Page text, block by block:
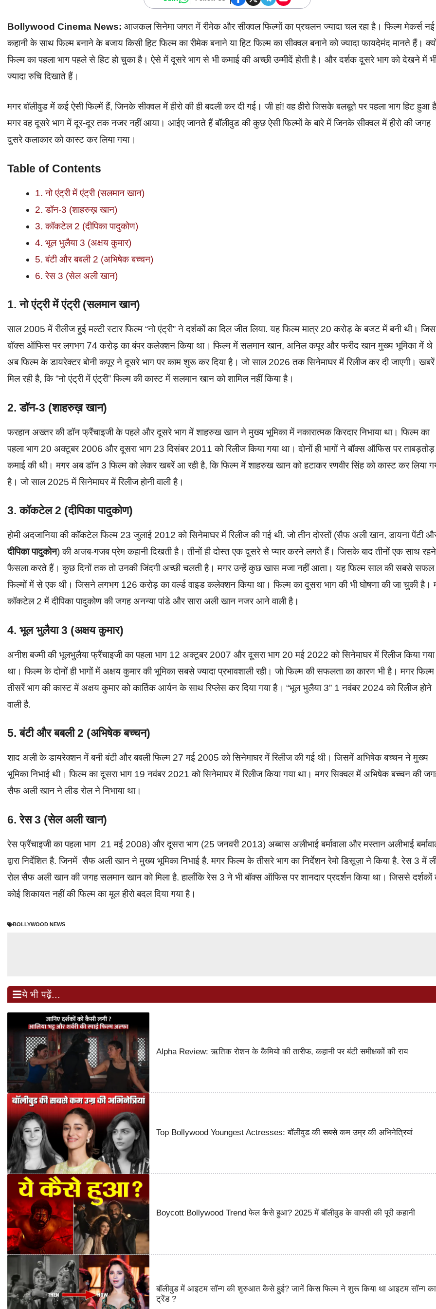
Bollywood Cinema News: आजकल सिनेमा जगत में रीमेक और सीक्वल फिल्मों का प्रचलन ज्यादा चल रहा है। फिल्म मेकर्स नई
कहानी के साथ फिल्म बनाने के बजाय किसी हिट फिल्म का रीमेक बनाने या हिट फिल्म का सीक्वल बनाने को ज्यादा फायदेमंद मानते हैं।
फिल्म का पहला भाग पहले से हिट हो चुका है। ऐसे में दूसरे भाग से भी कमाई की अच्छी उम्मीदें होती है। और दर्शक दूसरे भाग को देखने में
ज्यादा रुचि दिखाते हैं।
मगर बॉलीवुड में कई ऐसी फिल्में हैं, जिनके सीक्वल में हीरो की ही बदली कर दी गई। जी हां! वह हीरो जिसके बलबूते पर पहला भाग हिट हुआ
मगर वह दूसरे भाग में दूर-दूर तक नजर नहीं आया। आईए जानते हैं बॉलीवुड की कुछ ऐसी फिल्मों के बारे में जिनके सीक्वल में हीरो की जगह
दुसरे कलाकार को कास्ट कर लिया गया।
Table of Contents
1. नो एंट्री में एंट्री (सलमान खान)
2. डॉन-3 (शाहरुख़ खान)
3. कॉकटेल 2 (दीपिका पादुकोण)
4. भूल भुलैया 3 (अक्षय कुमार)
5. बंटी और बबली 2 (अभिषेक बच्चन)
6. रेस 3 (सेल अली खान)
1. नो एंट्री में एंट्री (सलमान खान)
साल 2005 में रीलीज हुई मल्टी स्टार फिल्म “नो एंट्री” ने दर्शकों का दिल जीत लिया. यह फिल्म मात्र 20 करोड़ के बजट में बनी थी।
बॉक्स ऑफिस पर लगभग 74 करोड़ का बंपर कलेक्शन किया था। फिल्म में सलमान खान, अनिल कपूर और फरीद खान मुख्य भूमिका में
अब फिल्म के डायरेक्टर बोनी कपूर ने दूसरे भाग पर काम शुरू कर दिया है। जो साल 2026 तक सिनेमाघर में रिलीज कर दी जाएगी। खबरें
मिल रही है, कि “नो एंट्री में एंट्री” फिल्म की कास्ट में सलमान खान को शामिल नहीं किया है।
2. डॉन-3 (शाहरुख़ खान)
फरहान अख्तर की डॉन फ्रैंचाइजी के पहले और दूसरे भाग में शाहरुख खान ने मुख्य भूमिका में नकारात्मक किरदार निभाया था। फिल्म का
पहला भाग 20 अक्टूबर 2006 और दूसरा भाग 23 दिसंबर 2011 को रिलीज किया गया था। दोनों ही भागों ने बॉक्स ऑफिस पर ताबड़तोड़
कमाई की थी। मगर अब डॉन 3 फिल्म को लेकर खबरें आ रही है, कि फिल्म में शाहरुख खान को हटाकर रणवीर सिंह को कास्ट कर लिया
है। जो साल 2025 में सिनेमाघर में रिलीज होनी वाली है।
3. कॉकटेल 2 (दीपिका पादुकोण)
होमी अदजानिया की कॉकटेल फिल्म 23 जुलाई 2012 को सिनेमाघर में रिलीज की गई थी. जो तीन दोस्तों (सैफ अली खान, डायना पेंटी
दीपिका पादुकोन) की अजब-गजब प्रेम कहानी दिखती है। तीनों ही दोस्त एक दूसरे से प्यार करने लगते हैं। जिसके बाद तीनों एक साथ
फैसला करते हैं। कुछ दिनों तक तो उनकी जिंदगी अच्छी चलती है। मगर उन्हें कुछ खास मजा नहीं आता। यह फिल्म साल की सबसे सफल
फिल्मों में से एक थी। जिसने लगभग 126 करोड़ का वर्ल्ड वाइड कलेक्शन किया था। फिल्म का दूसरा भाग की भी घोषणा की जा चुकी है।
कॉकटेल 2 में दीपिका पादुकोण की जगह अनन्या पांडे और सारा अली खान नजर आने वाली है।
4. भूल भुलैया 3 (अक्षय कुमार)
अनीश बज्मी की भूलभुलैया फ्रैंचाइजी का पहला भाग 12 अक्टूबर 2007 और दूसरा भाग 20 मई 2022 को सिनेमाघर में रिलीज किया गया
था। फिल्म के दोनों ही भागों में अक्षय कुमार की भूमिका सबसे ज्यादा प्रभावशाली रही। जो फिल्म की सफलता का कारण भी है। मगर
तीसरेंं भाग की कास्ट में अक्षय कुमार को कार्तिक आर्यन के साथ रिप्लेस कर दिया गया है। “भूल भुलैया 3” 1 नवंबर 2024 को रिलीज होने
वाली है.
5. बंटी और बबली 2 (अभिषेक बच्चन)
शाद अली के डायरेक्शन में बनी बंटी और बबली फिल्म 27 मई 2005 को सिनेमाघर में रिलीज की गई थी। जिसमें अभिषेक बच्चन ने मुख्य
भूमिका निभाई थी। फिल्म का दूसरा भाग 19 नवंबर 2021 को सिनेमाघर में रिलीज किया गया था। मगर सिक्वल में अभिषेक बच्चन की
सैफ अली खान ने लीड रोल ने निभाया था।
6. रेस 3 (सेल अली खान)
रेस फ्रैंचाइजी का पहला भाग 21 मई 2008) और दूसरा भाग (25 जनवरी 2013) अब्बास अलीभाई बर्मावाला और मस्तान अलीभाई
द्वारा निर्देशित है. जिनमें सैफ अली खान ने मुख्य भूमिका निभाई है. मगर फिल्म के तीसरे भाग का निर्देशन रेमो डिसूज़ा ने किया है. रेस 3 में
रोल सैफ अली खान की जगह सलमान खान को मिला है. हालाँकि रेस 3 ने भी बॉक्स ऑफिस पर शानदार प्रदर्शन किया था। जिससे दर्शकों
कोई शिकायत नहीं की फिल्म का मूल हीरो बदल दिया गया है।
BOLLYWOOD NEWS
ये भी पढ़ें...
Alpha Review: ऋतिक रोशन के कैमियो की तारीफ, कहानी पर बंटी समीक्षकों की राय
Top Bollywood Youngest Actresses: बॉलीवुड की सबसे कम उम्र की अभिनेत्रियां
Boycott Bollywood Trend फेल कैसे हुआ? 2025 में बॉलीवुड के वापसी की पूरी कहानी
बॉलीवुड में आइटम सॉन्ग की शुरुआत कैसे हुई? जानें किस फिल्म ने शुरू किया था आइटम सॉन्ग का
ट्रेंड ?